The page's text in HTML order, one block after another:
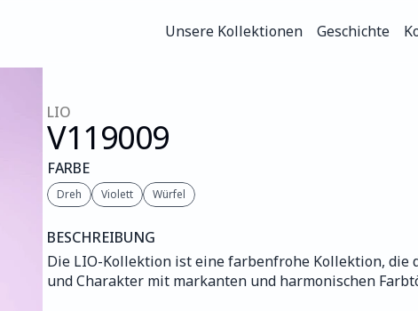
Unsere Kollektionen
Geschichte
LIO
V119009
FARBE
Dreh Violett Würfel
BESCHREIBUNG
Die LIO-Kollektion ist eine farbenfrohe Kollektion, die
und Charakter mit markanten und harmonischen